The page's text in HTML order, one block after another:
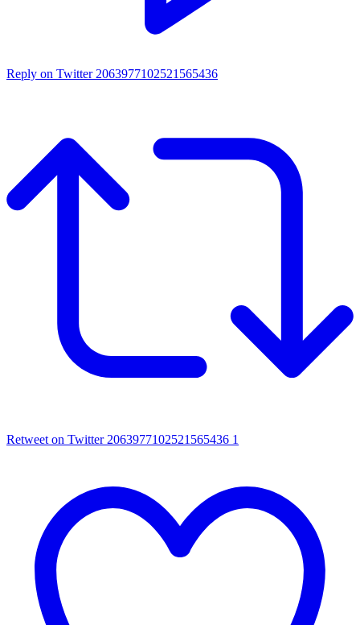
Reply on Twitter 2063977102521565436
Retweet on Twitter 2063977102521565436 1